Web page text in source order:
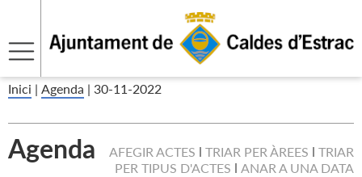
Inici | Agenda | 30-11-2022
Agenda AFEGIR ACTES TRIAR PER ÀREES
TRIAR
PER TIPUS D'ACTES
ANAR A UNA DATA